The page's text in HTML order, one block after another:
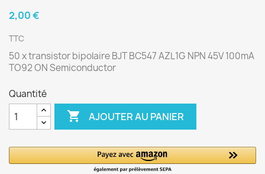
2,00 €
TTC
50 x transistor bipolaire BJT BC547 AZL1G NPN 45V 100mA
TO92 ON Semiconductor
Quantité
 AJOUTER AU PANIER